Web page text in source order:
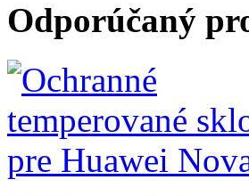
Odporúčaný